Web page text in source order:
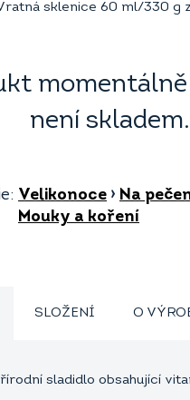
sklenice 60 ml/330 g
není skladem.
Velikonoce › Na
Mouky a koření
SLOŽENÍ O
sladidlo obsahující